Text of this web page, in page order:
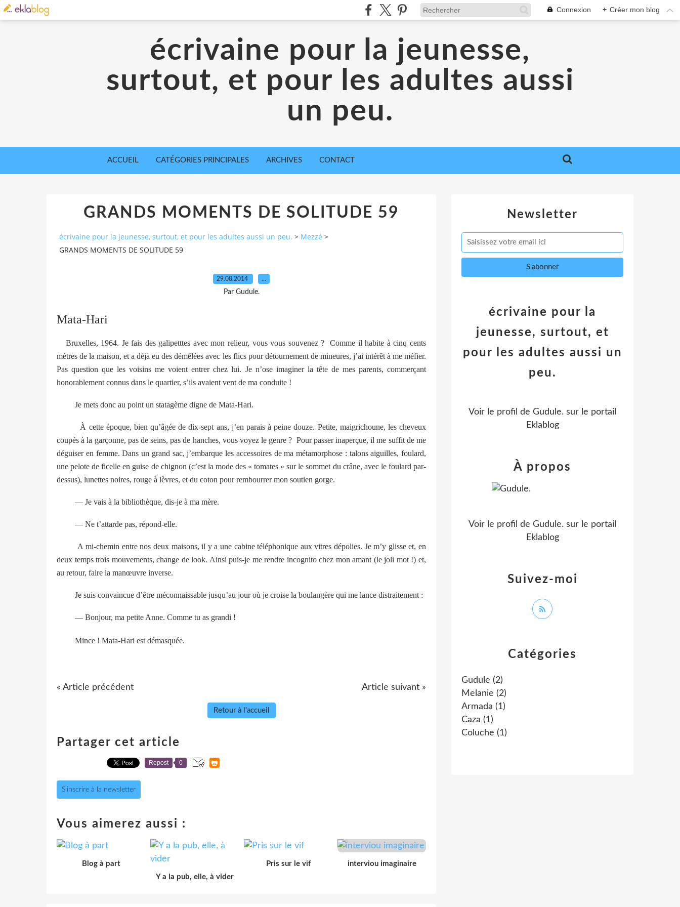
Connexion + Créer mon blog
écrivaine pour la jeunesse,
surtout, et pour les adultes aussi
un peu.
ACCUEIL CATÉGORIES PRINCIPALES ARCHIVES CONTACT
GRANDS MOMENTS DE SOLITUDE 59
écrivaine pour la jeunesse, surtout, et pour les adultes aussi un peu. > Mezzé >
GRANDS MOMENTS DE SOLITUDE 59
29.08.2014 …
Par Gudule.
Mata-Hari
Bruxelles, 1964. Je fais des galipetttes avec mon relieur, vous vous souvenez ?
Comme il habite à cinq cents
mètres de la maison, et a déjà eu des démêlées avec les flics pour détournement de mineures, j’ai intérêt à me méfier.
Pas question que les voisins me voient entrer chez lui. Je n’ose imaginer la tête de mes parents, commerçant
honorablement connus dans le quartier, s’ils avaient vent de ma conduite !
Je mets donc au point un statagème digne de Mata-Hari.
À cette époque, bien qu’âgée de dix-sept ans, j’en parais à peine douze. Petite, maigrichoune, les cheveux
coupés à la garçonne, pas de seins, pas de hanches, vous voyez le genre ? Pour passer inaperçue, il me suffit de me
déguiser en femme. Dans un grand sac, j’embarque les accessoires de ma métamorphose : talons aiguilles, foulard,
une pelote de ficelle en guise de chignon (c’est la mode des « tomates » sur le sommet du crâne, avec le foulard par-
dessus), lunettes noires, rouge à lèvres, et du coton pour rembourrer mon soutien gorge.
— Je vais à la bibliothèque, dis-je à ma mère.
— Ne t’attarde pas, répond-elle.
A mi-chemin entre nos deux maisons, il y a une cabine téléphonique aux vitres dépolies. Je m’y glisse et, en
deux temps trois mouvements, change de look. Ainsi puis-je me rendre incognito chez mon amant (le joli mot !) et,
au retour, faire la manœuvre inverse.
Je suis convaincue d’être méconnaissable jusqu’au jour où je croise la boulangère qui me lance distraitement :
— Bonjour, ma petite Anne. Comme tu as grandi !
Mince ! Mata-Hari est démasquée.
« Article précédent Article suivant »
Retour à l'accueil
Partager cet article
Repost 0
S'inscrire à la newsletter
Vous aimerez aussi :
Blog à part
Y a la pub, elle, à vider
Pris sur le vif interviou imaginaire
Newsletter
Catégories
Gudule (2)
Melanie (2)
Armada (1)
Caza (1)
Coluche (1)
écrivaine pour la
jeunesse, surtout, et
pour les adultes aussi un
peu.
Voir le profil de Gudule. sur le portail
Eklablog
Suivez-moi
À propos
Voir le profil de Gudule. sur le portail
Eklablog